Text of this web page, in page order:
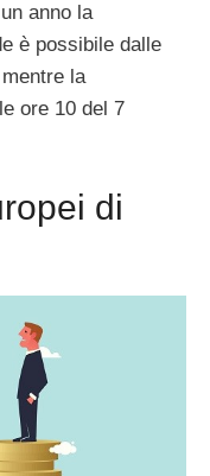
anno la
è possibile dalle
la
ore 10 del 7
di